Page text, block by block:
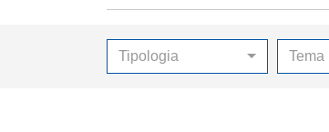
Tipologia Tema